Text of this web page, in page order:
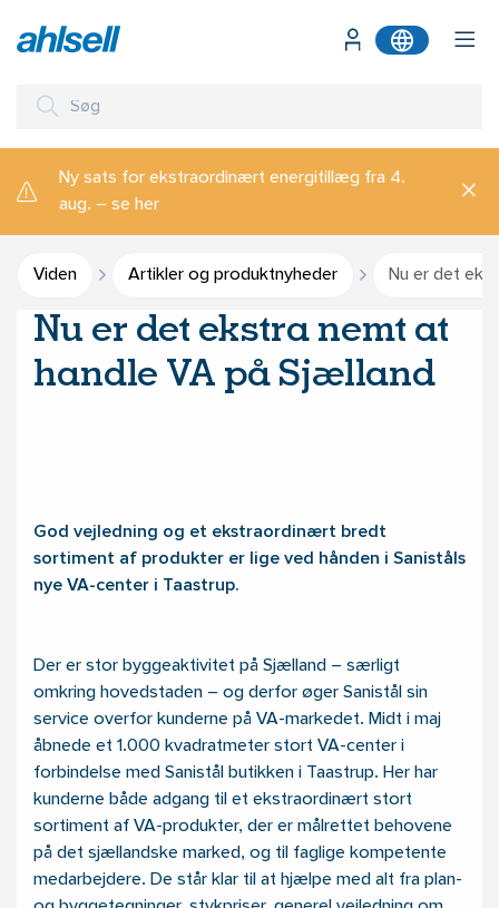
Ny sats for ekstraordinært energitillæg fra 4.
aug. – se her
Viden Artikler og produktnyheder Nu er det
Nu er det ekstra nemt at
handle VA på Sjælland
God vejledning og et ekstraordinært bredt
sortiment af produkter er lige ved hånden i Saniståls
nye VA-center i Taastrup.
Der er stor byggeaktivitet på Sjælland – særligt
omkring hovedstaden – og derfor øger Sanistål sin
service overfor kunderne på VA-markedet. Midt i maj
åbnede et 1.000 kvadratmeter stort VA-center i
forbindelse med Sanistål butikken i Taastrup. Her har
kunderne både adgang til et ekstraordinært stort
sortiment af VA-produkter, der er målrettet behovene
på det sjællandske marked, og til faglige kompetente
medarbejdere. De står klar til at hjælpe med alt fra plan-